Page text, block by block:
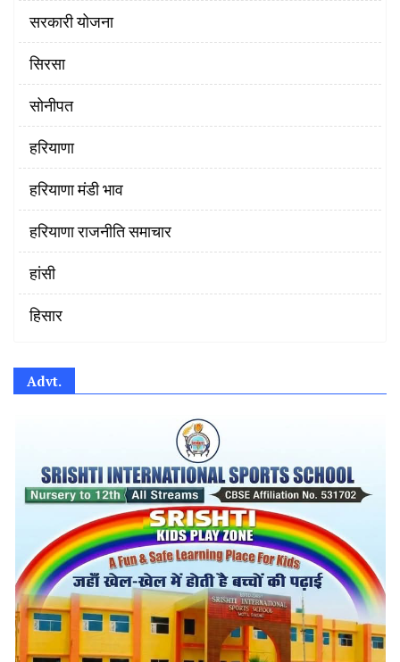
सरकारी योजना
सिरसा
सोनीपत
हरियाणा
हरियाणा मंडी भाव
हरियाणा राजनीति समाचार
हांसी
हिसार
Advt.